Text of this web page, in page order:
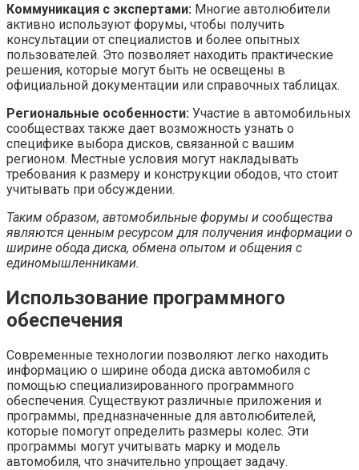
Коммуникация с экспертами: Многие автолюбители
активно используют форумы, чтобы получить
консультации от специалистов и более опытных
пользователей. Это позволяет находить практические
решения, которые могут быть не освещены в
официальной документации или справочных таблицах.
Региональные особенности: Участие в автомобильных
сообществах также дает возможность узнать о
специфике выбора дисков, связанной с вашим
регионом. Местные условия могут накладывать
требования к размеру и конструкции ободов, что стоит
учитывать при обсуждении.
Таким образом, автомобильные форумы и сообщества
являются ценным ресурсом для получения информации о
ширине обода диска, обмена опытом и общения с
единомышленниками.
Использование программного
обеспечения
Современные технологии позволяют легко находить
информацию о ширине обода диска автомобиля с
помощью специализированного программного
обеспечения. Существуют различные приложения и
программы, предназначенные для автолюбителей,
которые помогут определить размеры колес. Эти
программы могут учитывать марку и модель
автомобиля, что значительно упрощает задачу.